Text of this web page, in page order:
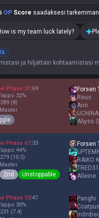
OP Score saadaksesi
is my team luck lately?
ja hiljattain kohtaamistasi
Phase 31 :69
32%
289 (8)
master
Reus
Ann
Phase 67:33
44%
279 (10.5)
master
2nd Unstoppable
Alleine
Phase 53:47
30%
231 (7.4)
Panghi